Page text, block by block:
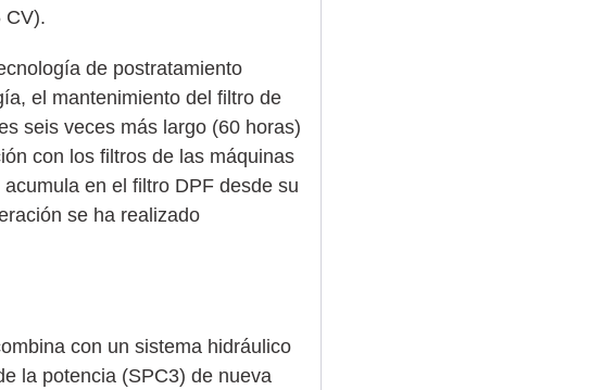
CV).
de postratamiento
el mantenimiento del filtro de
seis veces más largo (60 horas)
con los filtros de las máquinas
en el filtro DPF desde su
se ha realizado
con un sistema hidráulico
la potencia (SPC3) de nueva